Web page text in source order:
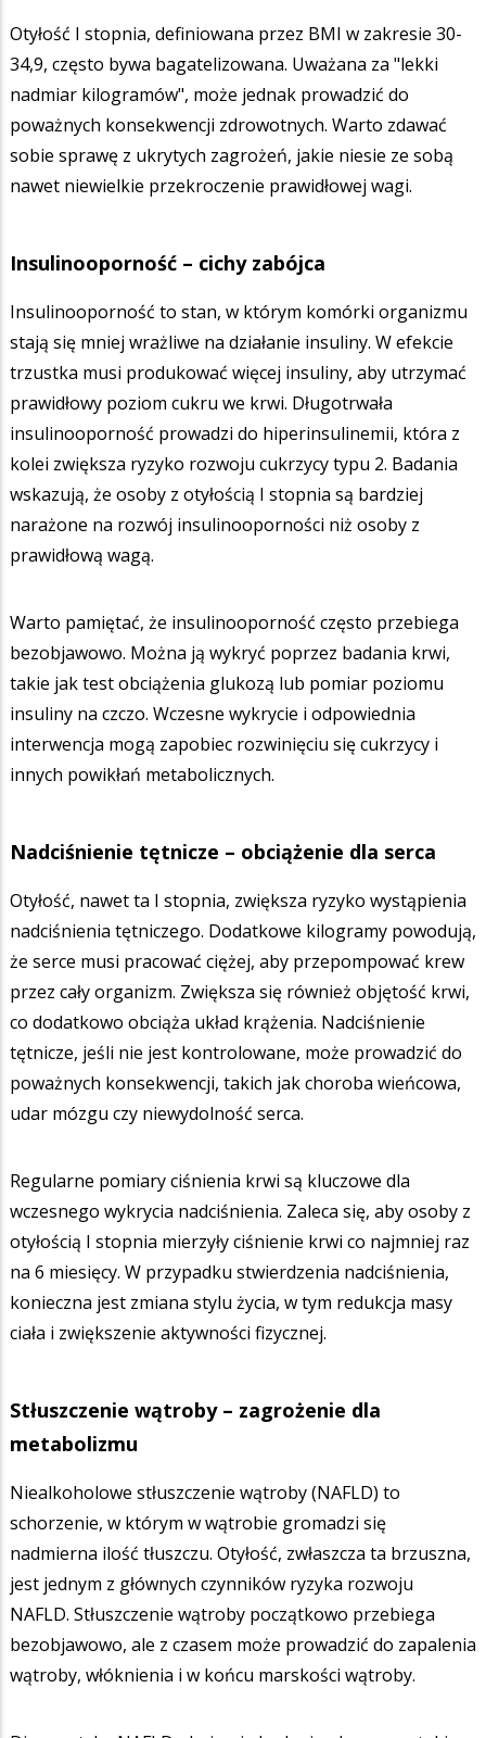
Otyłość I stopnia, definiowana przez BMI w zakresie 30-
34,9, często bywa bagatelizowana. Uważana za "lekki
nadmiar kilogramów", może jednak prowadzić do
poważnych konsekwencji zdrowotnych. Warto zdawać
sobie sprawę z ukrytych zagrożeń, jakie niesie ze sobą
nawet niewielkie przekroczenie prawidłowej wagi.
Insulinooporność – cichy zabójca
Insulinooporność to stan, w którym komórki organizmu
stają się mniej wrażliwe na działanie insuliny. W efekcie
trzustka musi produkować więcej insuliny, aby utrzymać
prawidłowy poziom cukru we krwi. Długotrwała
insulinooporność prowadzi do hiperinsulinemii, która z
kolei zwiększa ryzyko rozwoju cukrzycy typu 2. Badania
wskazują, że osoby z otyłością I stopnia są bardziej
narażone na rozwój insulinooporności niż osoby z
prawidłową wagą.
Warto pamiętać, że insulinooporność często przebiega
bezobjawowo. Można ją wykryć poprzez badania krwi,
takie jak test obciążenia glukozą lub pomiar poziomu
insuliny na czczo. Wczesne wykrycie i odpowiednia
interwencja mogą zapobiec rozwinięciu się cukrzycy i
innych powikłań metabolicznych.
Nadciśnienie tętnicze – obciążenie dla serca
Otyłość, nawet ta I stopnia, zwiększa ryzyko wystąpienia
nadciśnienia tętniczego. Dodatkowe kilogramy powodują,
że serce musi pracować ciężej, aby przepompować krew
przez cały organizm. Zwiększa się również objętość krwi,
co dodatkowo obciąża układ krążenia. Nadciśnienie
tętnicze, jeśli nie jest kontrolowane, może prowadzić do
poważnych konsekwencji, takich jak choroba wieńcowa,
udar mózgu czy niewydolność serca.
Regularne pomiary ciśnienia krwi są kluczowe dla
wczesnego wykrycia nadciśnienia. Zaleca się, aby osoby z
otyłością I stopnia mierzyły ciśnienie krwi co najmniej raz
na 6 miesięcy. W przypadku stwierdzenia nadciśnienia,
konieczna jest zmiana stylu życia, w tym redukcja masy
ciała i zwiększenie aktywności fizycznej.
Stłuszczenie wątroby – zagrożenie dla
metabolizmu
Niealkoholowe stłuszczenie wątroby (NAFLD) to
schorzenie, w którym w wątrobie gromadzi się
nadmierna ilość tłuszczu. Otyłość, zwłaszcza ta brzuszna,
jest jednym z głównych czynników ryzyka rozwoju
NAFLD. Stłuszczenie wątroby początkowo przebiega
bezobjawowo, ale z czasem może prowadzić do zapalenia
wątroby, włóknienia i w końcu marskości wątroby.